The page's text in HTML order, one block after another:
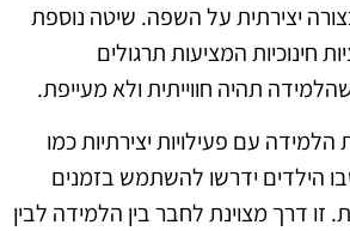
יצירתית על השפה. שיטה נוספת
חינוכיות המציעות תרגולים
תהיה חווייתית ולא מעייפת.
עם פעילויות יצירתיות כמו
הילדים ידרשו להשתמש בזמנים
זו דרך מצוינת לחבר בין הלמידה לבין